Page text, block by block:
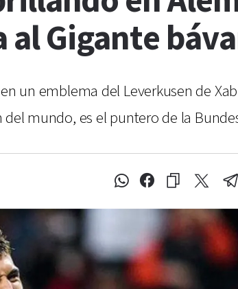
al Gigante
un emblema del Leverkusen de
mundo, es el puntero de la